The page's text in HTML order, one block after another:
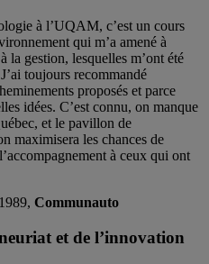
à l’UQAM, c’est un cours
qui m’a amené à
la gestion, lesquelles m’ont été
toujours recommandé
proposés et parce
idées. C’est connu, on manque
et le pavillon de
maximisera les chances de
à ceux qui ont
Communauto
et de l’innovation